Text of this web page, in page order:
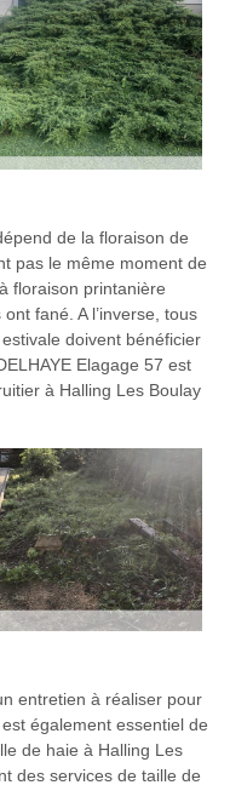
de la floraison de
pas le même moment de
floraison printanière
fané. A l’inverse, tous
doivent bénéficier
Elagage 57 est
à Halling Les Boulay
entretien à réaliser pour
également essentiel de
de haie à Halling Les
des services de taille de